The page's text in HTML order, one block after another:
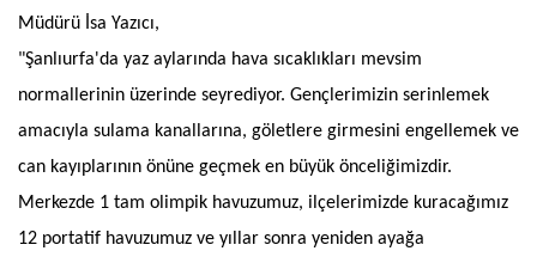
Müdürü İsa Yazıcı,
"Şanlıurfa'da yaz aylarında hava sıcaklıkları mevsim
normallerinin üzerinde seyrediyor. Gençlerimizin serinlemek
amacıyla sulama kanallarına, göletlere girmesini engellemek ve
can kayıplarının önüne geçmek en büyük önceliğimizdir.
Merkezde 1 tam olimpik havuzumuz, ilçelerimizde kuracağımız
12 portatif havuzumuz ve yıllar sonra yeniden ayağa